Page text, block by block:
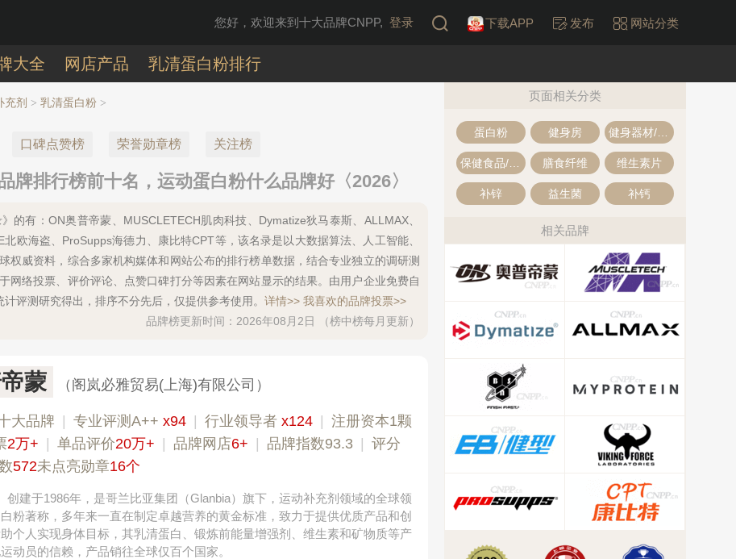
您好，欢迎来到十大品牌CNPP, 登录 下载APP 发布 网站分类
大全 网店产品 乳清蛋白粉排行
充剂 > 乳清蛋白粉 >
口碑点赞榜 荣誉勋章榜 关注榜
牌排行榜前十名，运动蛋白粉什么品牌好〈2026〉
的有：ON奥普帝蒙、MUSCLETECH肌肉科技、Dymatize狄马泰斯、ALLMAX、
欧海盗、ProSupps海德力、康比特CPT等，该名录是以大数据算法、人工智能、
权威资料，综合多家机构媒体和网站公布的排行榜单数据，结合专业独立的调研测
网络投票、评价评论、点赞口碑打分等因素在网站显示的结果。由用户企业免费自
评测研究得出，排序不分先后，仅提供参考使用。 详情>> 我喜欢的品牌投票>>
品牌榜更新时间：2026年08月2日 （榜中榜每月更新）
蒙 （阁岚必雅贸易(上海)有限公司）
大品牌 专业​评测A++ x94 行业领导者 x124
注册资本1颗
2万+ 单品评价20万+ 品牌网店6+ 品牌指数93.3
评分
572未点亮勋章16个
创建于1986年，是哥兰比亚集团（Glanbia）旗下，运动补充剂领域的全球领
粉著称，多年来一直在制定卓越营养的黄金标准，致力于提供优质产品和创
个人实现身体目标，其乳清蛋白、锻炼前能量增强剂、维生素和矿物质等产
动员的信赖，产品销往全球仅百个国家。
页面相关分类
蛋白粉 健身房 健身器材/器械
膳食纤维 维生素片
补锌 益生菌 补钙
相关品牌